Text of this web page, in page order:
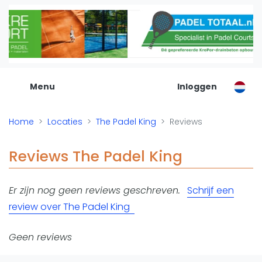
Menu
De Padel Gids
Alle padel locaties
Padelwinkels
Organisatie
Banenbouwers
Reserveringssystemen
Toevoegen data
Laatste updates
Padel
Inloggen
Home Locaties The Padel King Reviews
Reviews The Padel King
Er zijn nog geen reviews geschreven. Schrijf een
review over The Padel King
Geen reviews